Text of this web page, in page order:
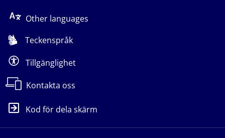
Other languages
Teckenspråk
Tillgänglighet
Kontakta oss
Kod för dela skärm